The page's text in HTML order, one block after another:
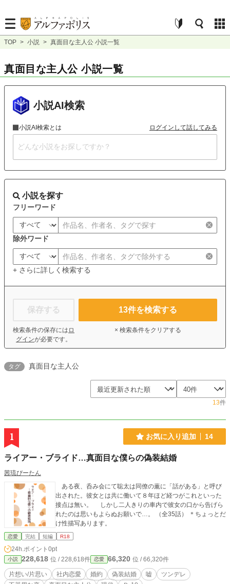
TOP > 小説 > 真面目な主人公 小説一覧
真面目な主人公 小説一覧
小説AI検索
小説AI検索とは ログインして話してみる
小説を探す
フリーワード
除外ワード
+ さらに詳しく検索する
保存する
検索条件の保存には ロ
グインが必要です。
13件を検索する
× 検索条件をクリアする
タグ 真面目な主人公
13件
1 お気に入り追加 14
ライアー・ブライド…真面目な僕らの偽装結婚
茜琉ぴーたん
ある夜、呑み会にて聡太は同僚の薫に「話がある」と呼び
出された。彼女とは共に働いて８年ほど経つがこれといった
接点は無い。 しかし二人きりの車内で彼女の口から告げら
れたのは思いもよらぬお願いで…。 （全35話） ＊ちょっとだ
け性描写あります。
恋愛 完結 短編 R18
24h.ポイント 0pt
小説 228,618 位 / 228,618件 恋愛 66,320 位 / 66,320件
片想い/片思い 社内恋愛 婚約 偽装結婚 嘘
ツンデレ